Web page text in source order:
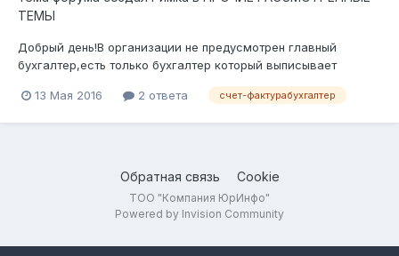
ТЕМЫ
Добрый день!В организации не предусмотрен главный
бухгалтер,есть только бухгалтер который выписывает
поставить "бухгалтер" и его фио,ну и соответственно он и
13 Мая 2016 2 ответа счет-фактурабухгалтер
Обратная связь Cookie
ТОО "Компания ЮрИнфо"
Powered by Invision Community